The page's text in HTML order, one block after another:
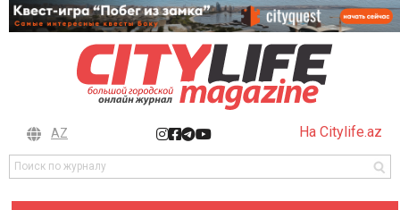
AZ На Citylife.az